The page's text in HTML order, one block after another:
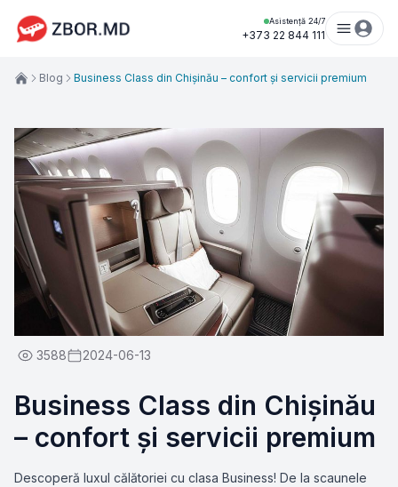
Asistență 24/7
+373 22 844 111
Blog Business Class din Chișinău – confort și servicii premium
3588 2024-06-13
Business Class din Chișinău
– confort și servicii premium
Descoperă luxul călătoriei cu clasa Business! De la scaunele